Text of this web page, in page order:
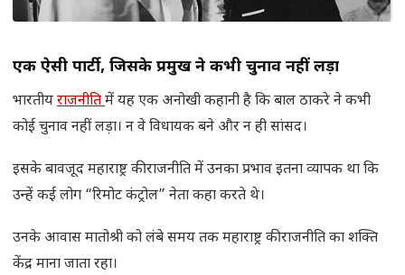
एक ऐसी पार्टी, जिसके प्रमुख ने कभी चुनाव नहीं लड़ा
भारतीयराजनीतिमें यह एक अनोखी कहानी है कि बाल ठाकरे ने कभी
कोई चुनाव नहीं लड़ा। न वे विधायक बने और न ही सांसद।
इसके बावजूद महाराष्ट्र की राजनीति में उनका प्रभाव इतना व्यापक था कि
उन्हें कई लोग “रिमोट कंट्रोल” नेता कहा करते थे।
उनके आवास मातोश्री को लंबे समय तक महाराष्ट्र की राजनीति का शक्ति
केंद्र माना जाता रहा।